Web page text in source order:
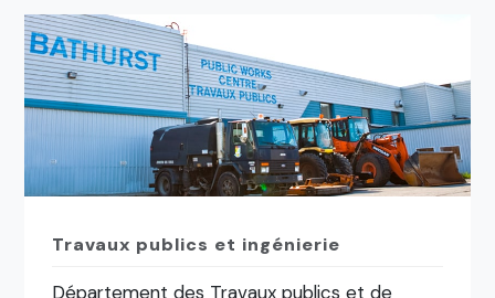
Travaux publics et ingénierie
Département des Travaux publics et de